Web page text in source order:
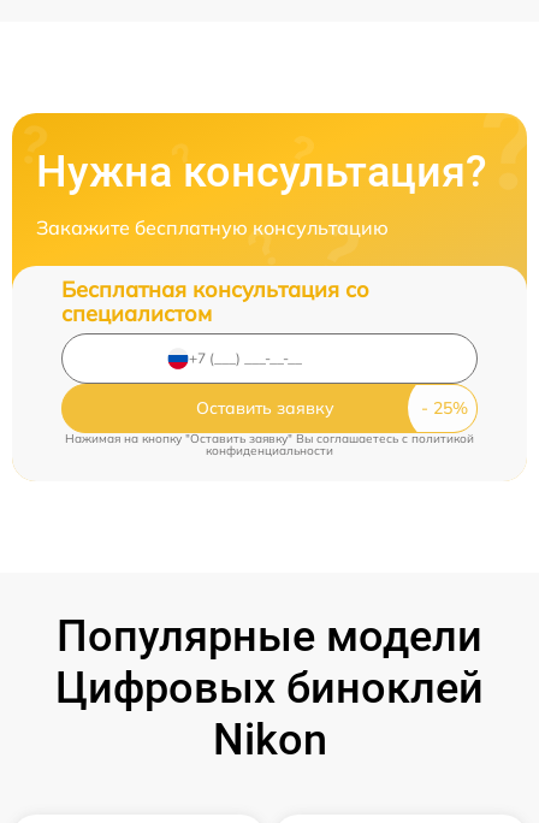
Нужна консультация?
Закажите бесплатную консультацию
Бесплатная консультация со
специалистом
Оставить заявку
Нажимая на кнопку "Оставить заявку" Вы соглашаетесь cполитикой
конфиденциальности
Популярные модели
Цифровых биноклей
Nikon